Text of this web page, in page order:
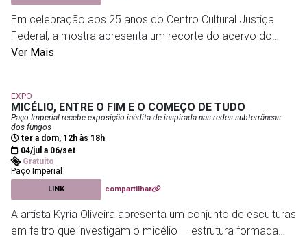
receber uma programação gratuita dedicada às artes
visuais, cênicas, música e projetos de arte e tecnologia
com representantes das cinco regiões do Brasil.
Em celebração aos 25 anos do Centro Cultural Justiça
Federal, a mostra apresenta um recorte do acervo do
Museu de História e Artes do Estado do Rio de Janeiro
curadoria de Marcus Lontra e Rafael Peixoto, a exposição
percorre diferentes momentos da arte brasileira por meio
de obras de artistas como Di Cavalcanti, Alfredo Volpi,
Cândido Portinari, Oswaldo Goeldi, Carybé e Mestre
Guarany. Organizada em seis núcleos temáticos, a mostra
aborda questões como identidade, religiosidade, cultura
popular, cotidiano e paisagem, além de oferecer visitas
acessíveis para pessoas com deficiência auditiva.
Ver Mais
EXPO
MICÉLIO, ENTRE O FIM E O COMEÇO DE TUDO
Paço Imperial recebe exposição inédita de inspirada nas redes subterrâneas
dos fungos
ter a dom, 12h às 18h
04/jul a 06/set
Gratuito
Paço Imperial
LINK compartilhar
A artista Kyria Oliveira apresenta um conjunto de esculturas
em feltro que investigam o micélio — estrutura formada